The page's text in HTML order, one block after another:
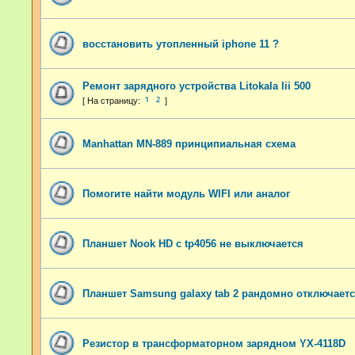
восстановить утопленный iphone 11 ?
Ремонт зарядного устройства Litokala lii 500
1 2
Manhattan MN-889 принципиальная схема
Помогите найти модуль WIFI или аналог
Планшет Nook HD с tp4056 не выключается
Планшет Samsung galaxy tab 2 рандомно
Резистор в трансформаторном зарядном YX-4118D